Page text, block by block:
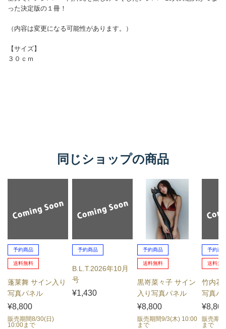
同じショップの商品
予約商品
送料無料
蓬莱舞 サイン入り
写真パネル
¥8,800
販売期間8/30(日)
10:00まで
予約商品
B.L.T.2026年10月
号
¥1,430
予約商品
送料無料
黒嵜菜々子 サイン
入り写真パネル
¥8,800
販売期間9/3(木) 10:00
まで
予約商
送料無
竹内花
写真パ
販売期
まで